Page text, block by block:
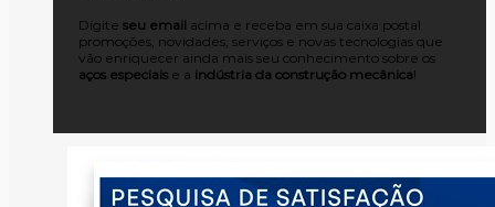
Digite seu email acima e receba em sua caixa postal
promoções, novidades, serviços e novas tecnologias que
vão enriquecer ainda mais seu conhecimento sobre os
aços especiais e a indústria da construção mecânica!